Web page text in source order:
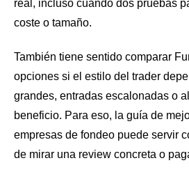
real, incluso cuando dos pruebas
coste o tamaño.
También tiene sentido comparar
opciones si el estilo del trader
grandes, entradas escalonadas o
beneficio. Para eso, la guía de
empresas de fondeo puede servir
de mirar una review concreta o